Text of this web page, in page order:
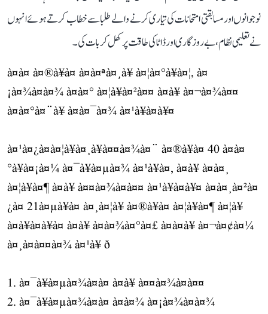
نوجوانوں اور مسابقتی امتحانات کی تیاری کرنے والے طلبا سے خطاب کرتے ہوئے انہوں
نے تعلیمی نظام، بے روزگاری اور ڈاٹا کی طاقت پر کھل کر بات کی۔
à¤à¤ à¤®à¥à¤ à¤à¤ªà¤¸à¥ à¤¦à¤°à¥à¤¦, à¤
¡à¤¾à¤à¤¾ à¤à¤° à¤¦à¥à¤²à¤¤ à¤à¥ à¤¬à¤¾à¤¤
à¤à¤°à¤¨à¥ à¤à¤¯à¤¾ à¤¹à¥à¤à¥¤
à¤¹à¤¿à¤à¤¦à¥à¤¸à¥à¤¤à¤¾à¤¨ à¤®à¥à¤ 40 à¤à¤
°à¥à¤¡à¤¼ à¤¯à¥à¤µà¤¾ à¤¹à¥à¤, à¤à¥ à¤à¤¸
à¤¦à¥à¤¶ à¤à¥ à¤¤à¤¾à¤à¤¤ à¤¹à¥à¤à¥¤ à¤à¤¸à¤²à¤
¿à¤ 21à¤µà¥à¤ à¤¸à¤¦à¥ à¤®à¥à¤ à¤¦à¥à¤¶ à¤¦à¥
à¤à¥à¤à¥à¤ à¤à¥ à¤à¤¾à¤°à¤£ à¤à¤à¥ à¤¬à¤¢à¤¼
à¤¸à¤à¤¤à¤¾ à¤¹à¥ ð
1. à¤¯à¥à¤µà¤¾à¤à¤ à¤à¥ à¤¤à¤¾à¤à¤¤
2. à¤¯à¥à¤µà¤¾à¤à¤ à¤à¤¾ à¤¡à¤¾à¤à¤¾